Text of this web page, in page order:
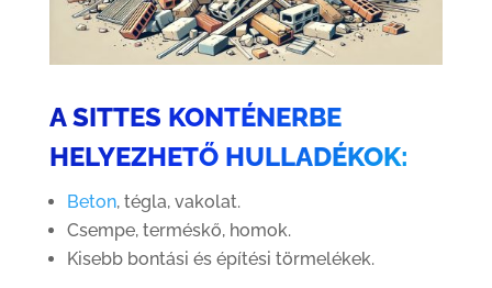
A SITTES KONTÉNERBE
HELYEZHETŐ HULLADÉKOK:
Beton, tégla, vakolat.
Csempe, terméskő, homok.
Kisebb bontási és építési törmelékek.